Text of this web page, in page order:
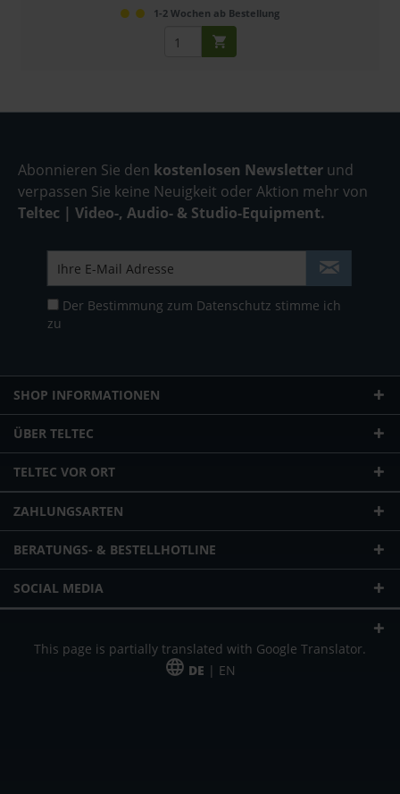
1-2 Wochen ab Bestellung
Abonnieren Sie den kostenlosen Newsletter und
verpassen Sie keine Neuigkeit oder Aktion mehr von
Teltec | Video-, Audio- & Studio-Equipment.
Der Bestimmung zum Datenschutz stimme ich
zu
SHOP INFORMATIONEN
ÜBER TELTEC
TELTEC VOR ORT
ZAHLUNGSARTEN
BERATUNGS- & BESTELLHOTLINE
SOCIAL MEDIA
This page is partially translated with Google Translator.
DE | EN